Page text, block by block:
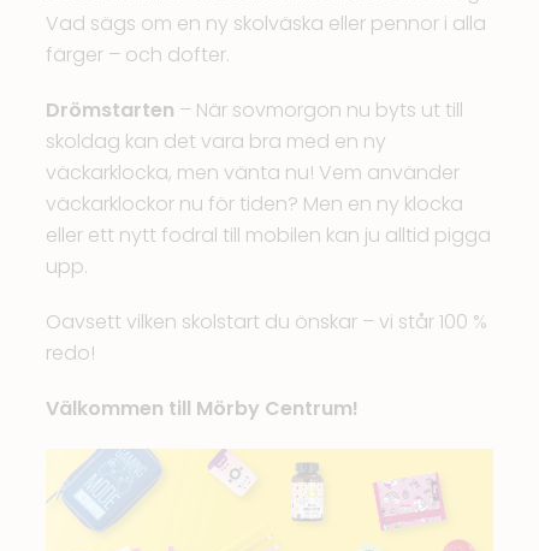
Vad sägs om en ny skolväska eller pennor i alla
färger – och dofter.
Drömstarten – När sovmorgon nu byts ut till
skoldag kan det vara bra med en ny
väckarklocka, men vänta nu! Vem använder
väckarklockor nu för tiden? Men en ny klocka
eller ett nytt fodral till mobilen kan ju alltid pigga
upp.
Oavsett vilken skolstart du önskar – vi står 100 %
redo!
Välkommen till Mörby Centrum!